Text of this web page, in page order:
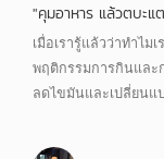
"คุมอาหาร แล้วตบะ
เมื่อเรารู้แล้วว่าทำไม
พฤติกรรมการกินและ
ลดไขมันและเปลี่ยนแ